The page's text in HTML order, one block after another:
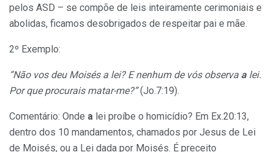
pelos ASD – se compõe de leis inteiramente cerimoniais e
abolidas, ficamos desobrigados de respeitar pai e mãe.
2º Exemplo:
“Não vos deu Moisés a lei? E nenhum de vós observa a lei.
Por que procurais matar-me?”(Jo.7:19).
Comentário: Onde a lei proíbe o homicídio? Em Ex.20:13,
dentro dos 10 mandamentos, chamados por Jesus de Lei
de Moisés, ou a Lei dada por Moisés. É preceito